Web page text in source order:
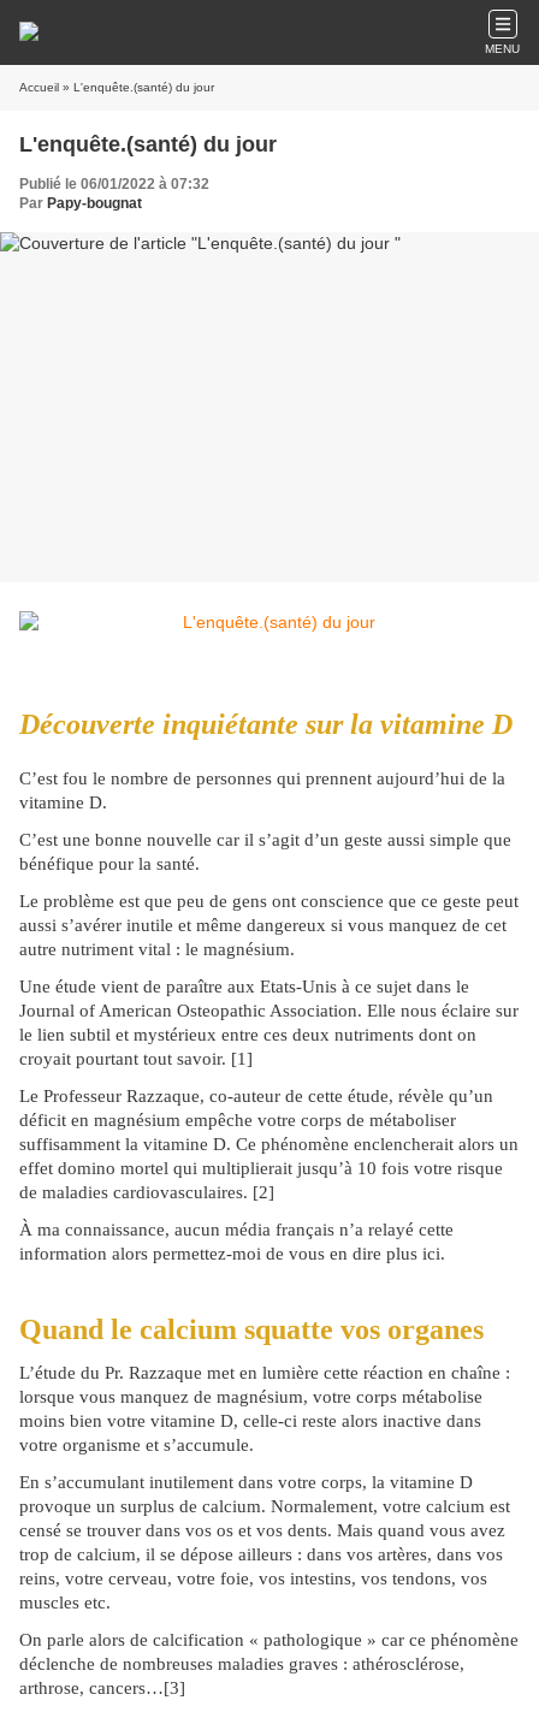
MENU
Accueil » L'enquête.(santé) du jour
L'enquête.(santé) du jour
Publié le 06/01/2022 à 07:32
Par Papy-bougnat
Découverte inquiétante sur la vitamine D
C’est fou le nombre de personnes qui prennent aujourd’hui de la
vitamine D.
C’est une bonne nouvelle car il s’agit d’un geste aussi simple que
bénéfique pour la santé.
Le problème est que peu de gens ont conscience que ce geste peut
aussi s’avérer inutile et même dangereux si vous manquez de cet
autre nutriment vital : le magnésium.
Une étude vient de paraître aux Etats-Unis à ce sujet dans le
Journal of American Osteopathic Association. Elle nous éclaire sur
le lien subtil et mystérieux entre ces deux nutriments dont on
croyait pourtant tout savoir. [1]
Le Professeur Razzaque, co-auteur de cette étude, révèle qu’un
déficit en magnésium empêche votre corps de métaboliser
suffisamment la vitamine D. Ce phénomène enclencherait alors un
effet domino mortel qui multiplierait jusqu’à 10 fois votre risque
de maladies cardiovasculaires. [2]
À ma connaissance, aucun média français n’a relayé cette
information alors permettez-moi de vous en dire plus ici.
Quand le calcium squatte vos organes
L’étude du Pr. Razzaque met en lumière cette réaction en chaîne :
lorsque vous manquez de magnésium, votre corps métabolise
moins bien votre vitamine D, celle-ci reste alors inactive dans
votre organisme et s’accumule.
En s’accumulant inutilement dans votre corps, la vitamine D
provoque un surplus de calcium. Normalement, votre calcium est
censé se trouver dans vos os et vos dents. Mais quand vous avez
trop de calcium, il se dépose ailleurs : dans vos artères, dans vos
reins, votre cerveau, votre foie, vos intestins, vos tendons, vos
muscles etc.
On parle alors de calcification « pathologique » car ce phénomène
déclenche de nombreuses maladies graves : athérosclérose,
arthrose, cancers…[3]